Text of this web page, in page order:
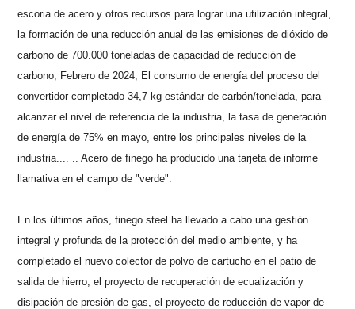
escoria de acero y otros recursos para lograr una utilización integral,
la formación de una reducción anual de las emisiones de dióxido de
carbono de 700.000 toneladas de capacidad de reducción de
carbono; Febrero de 2024, El consumo de energía del proceso del
convertidor completado-34,7 kg estándar de carbón/tonelada, para
alcanzar el nivel de referencia de la industria, la tasa de generación
de energía de 75% en mayo, entre los principales niveles de la
industria.... .. Acero de finego ha producido una tarjeta de informe
llamativa en el campo de "verde".
En los últimos años, finego steel ha llevado a cabo una gestión
integral y profunda de la protección del medio ambiente, y ha
completado el nuevo colector de polvo de cartucho en el patio de
salida de hierro, el proyecto de recuperación de ecualización y
disipación de presión de gas, el proyecto de reducción de vapor de